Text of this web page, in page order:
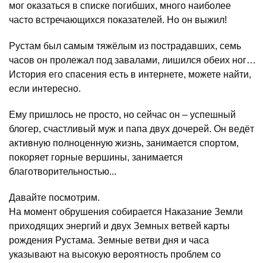
мог оказаться в списке погибших, много наиболее
часто встречающихся показателей. Но он выжил!
Рустам был самым тяжёлым из пострадавших, семь
часов он пролежал под завалами, лишился обеих ног…
История его спасения есть в интернете, можете найти,
если интересно.
Ему пришлось не просто, но сейчас он – успешный
блогер, счастливый муж и папа двух дочерей. Он ведёт
активную полноценную жизнь, занимается спортом,
покоряет горные вершины, занимается
благотворительностью...
Давайте посмотрим.
На момент обрушения собирается Наказание Земли
приходящих энергий и двух Земных ветвей карты
рождения Рустама. Земные ветви дня и часа
указывают на высокую вероятность проблем со